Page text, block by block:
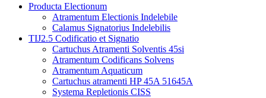
Producta Electionum
Atramentum Electionis Indelebile
Calamus Signatorius Indelebilis
TIJ2.5 Codificatio et Signatio
Cartuchus Atramenti Solventis 45si
Atramentum Codificans Solvens
Atramentum Aquaticum
Cartuchus atramenti HP 45A 51645A
Systema Repletionis CISS